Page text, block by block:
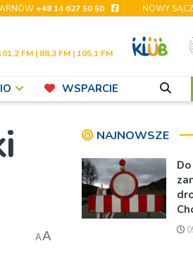
+48 14 627 50 50 NOWY SĄCZ
FM | 88,3 FM | 105,1 FM
WSPARCIE
AA
NAJNOWSZE